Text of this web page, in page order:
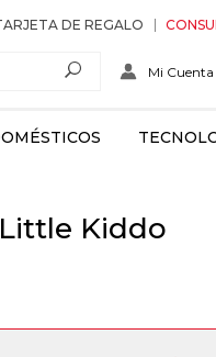
DE REGALO
Mi Cuenta
Kiddo